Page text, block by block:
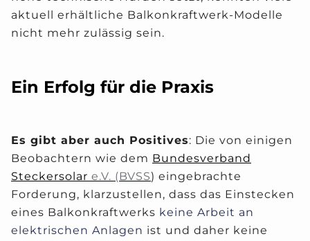
aktuell erhältliche Balkonkraftwerk-Modelle
nicht mehr zulässig sein.
Ein Erfolg für die Praxis
Es gibt aber auch Positives: Die von einigen
Beobachtern wie dem Bundesverband
Steckersolar e.V. (BVSS) eingebrachte
Forderung, klarzustellen, dass das Einstecken
eines Balkonkraftwerks keine Arbeit an
elektrischen Anlagen ist und daher keine